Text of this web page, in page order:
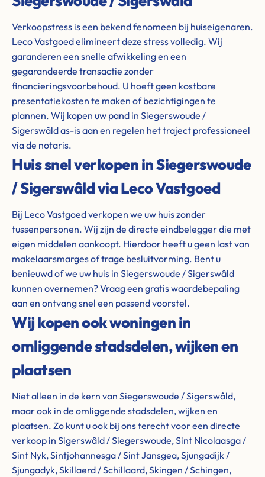
Verkoopstress is een bekend fenomeen bij huiseigenaren.
Leco Vastgoed elimineert deze stress volledig. Wij
garanderen een snelle afwikkeling en een
gegarandeerde transactie zonder
financieringsvoorbehoud. U hoeft geen kostbare
presentatiekosten te maken of bezichtigingen te
plannen. Wij kopen uw pand in Siegerswoude /
Sigerswâld as-is aan en regelen het traject professioneel
via de notaris.
Huis snel verkopen in Siegerswoude
/ Sigerswâld via Leco Vastgoed
Bij Leco Vastgoed verkopen we uw huis zonder
tussenpersonen. Wij zijn de directe eindbelegger die met
eigen middelen aankoopt. Hierdoor heeft u geen last van
makelaarsmarges of trage besluitvorming. Bent u
benieuwd of we uw huis in Siegerswoude / Sigerswâld
kunnen overnemen? Vraag een gratis waardebepaling
aan en ontvang snel een passend voorstel.
Wij kopen ook woningen in
omliggende stadsdelen, wijken en
plaatsen
Niet alleen in de kern van Siegerswoude / Sigerswâld,
maar ook in de omliggende stadsdelen, wijken en
plaatsen. Zo kunt u ook bij ons terecht voor een directe
verkoop in Sigerswâld / Siegerswoude, Sint Nicolaasga /
Sint Nyk, Sintjohannesga / Sint Jansgea, Sjungadijk /
Sjungadyk, Skillaerd / Schillaard, Skingen / Schingen,